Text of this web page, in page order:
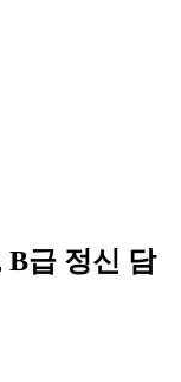
B급 정신 담